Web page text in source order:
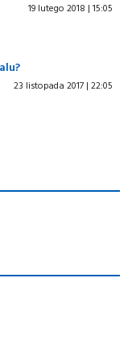
19 lutego 2018 | 15:05
23 listopada 2017 | 22:05